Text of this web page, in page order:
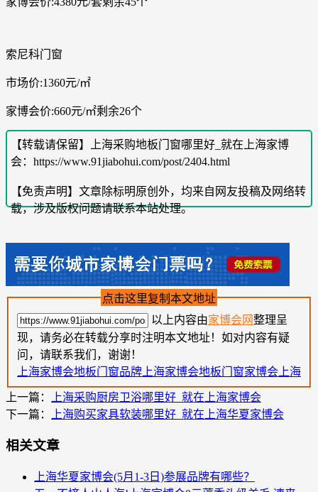
索尼科门窗
市场价:1360元/㎡
家博会价:660元/㎡剩余26个
【转载请保留】上海采购地板门窗哪里好_就在上海家博
会：https://www.91jiabohui.com/post/2404.html
【免责声明】文章除标明原创外，均来自网友投稿及网络转
载，涉及版权问题请联系本站处理。
点击这里复制本文地址
以上内容由家博会网整理呈
现，请务必在转载分享时注明本文地址！如对内容有疑
问，请联系我们，谢谢！
上海家博会地板门窗品牌 上海家博会地板门窗家博会上海
上一篇：
上海采购厨房卫浴哪里好_就在上海家博会
下一篇：
上海购买家具软装哪里好_就在上海华夏家博会
相关文章
上海华夏家博会(5月1-3日)参展品牌有哪些？